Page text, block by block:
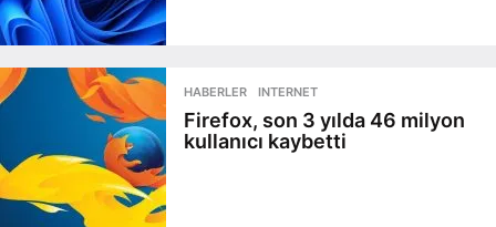
HABERLER ,INTERNET
Firefox, son 3 yılda 46 milyon
kullanıcı kaybetti